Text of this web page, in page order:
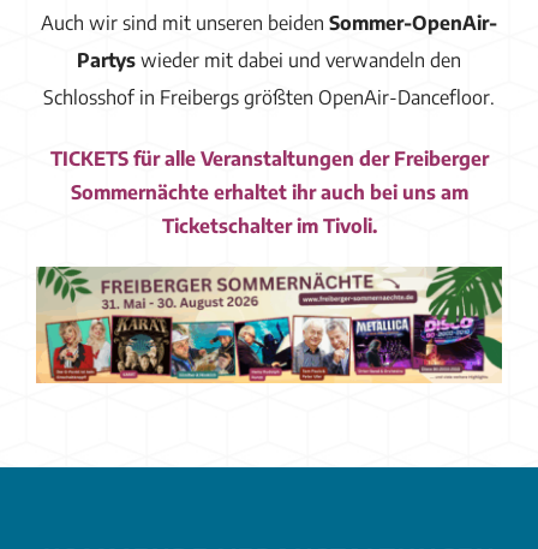
Auch wir sind mit unseren beiden Sommer-OpenAir-
Partys wieder mit dabei und verwandeln den
Schlosshof in Freibergs größten OpenAir-Dancefloor.
TICKETS für alle Veranstaltungen der Freiberger
Sommernächte erhaltet ihr auch bei uns am
Ticketschalter im Tivoli.